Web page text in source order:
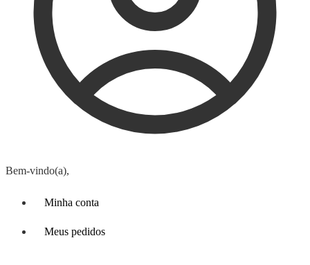
Bem-vindo(a),
Minha conta
Meus pedidos